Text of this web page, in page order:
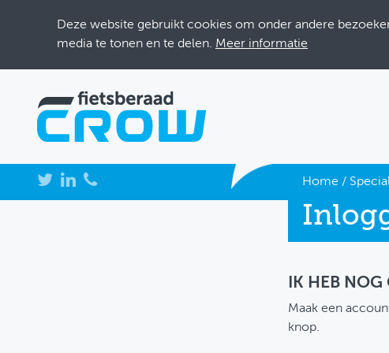
Deze website gebruikt cookies om onder andere
media te tonen en te delen. Meer informatie
NIEUWS Home /
IK HEB
Maak een
knop.